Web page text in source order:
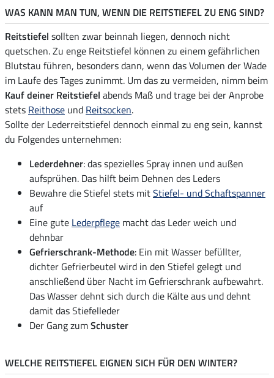
WAS KANN MAN TUN, WENN DIE REITSTIEFEL ZU ENG SIND?
Reitstiefel sollten zwar beinnah liegen, dennoch nicht
quetschen. Zu enge Reitstiefel können zu einem gefährlichen
Blutstau führen, besonders dann, wenn das Volumen der Wade
im Laufe des Tages zunimmt. Um das zu vermeiden, nimm beim
Kauf deiner Reitstiefel abends Maß und trage bei der Anprobe
stets Reithose und Reitsocken.
Sollte der Lederreitstiefel dennoch einmal zu eng sein, kannst
du Folgendes unternehmen:
Lederdehner: das spezielles Spray innen und außen
aufsprühen. Das hilft beim Dehnen des Leders
Bewahre die Stiefel stets mitStiefel- und Schaftspanner
auf
Eine gute Lederpflege macht das Leder weich und
dehnbar
Gefrierschrank-Methode: Ein mit Wasser befüllter,
dichter Gefrierbeutel wird in den Stiefel gelegt und
anschließend über Nacht im Gefrierschrank aufbewahrt.
Das Wasser dehnt sich durch die Kälte aus und dehnt
damit das Stiefelleder
Der Gang zumSchuster
WELCHE REITSTIEFEL EIGNEN SICH FÜR DEN WINTER?